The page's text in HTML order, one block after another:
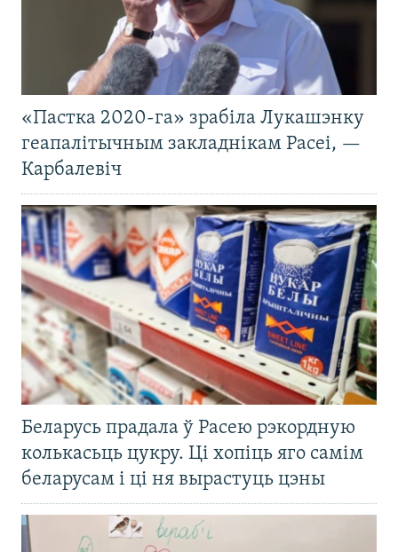
«Пастка 2020-га» зрабіла Лукашэнку
геапалітычным закладнікам Расеі, —
Карбалевіч
Беларусь прадала ў Расею рэкордную
колькасьць цукру. Ці хопіць яго самім
беларусам і ці ня вырастуць цэны